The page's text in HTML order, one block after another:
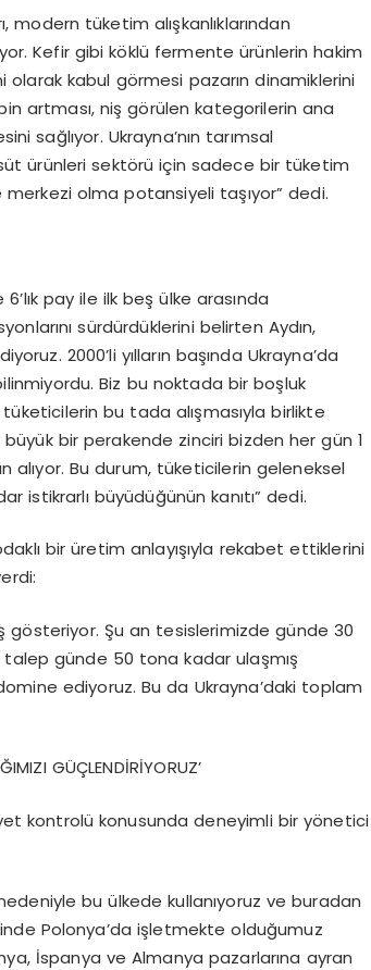
modern tüketim alışkanlıklarından
Kefir gibi köklü fermente ürünlerin hakim
olarak kabul görmesi pazarın dinamiklerini
artması, niş görülen kategorilerin ana
sağlıyor. Ukrayna’nın tarımsal
ürünleri sektörü için sadece bir tüketim
olma potansiyeli taşıyor” dedi.
pay ile ilk beş ülke arasında
sürdürdüklerini belirten Aydın,
2000’li yılların başında Ukrayna’da
Biz bu noktada bir boşluk
bu tada alışmasıyla birlikte
bir perakende zinciri bizden her gün 1
alıyor. Bu durum, tüketicilerin geleneksel
istikrarlı büyüdüğünün kanıtı” dedi.
bir üretim anlayışıyla rekabet ettiklerini
gösteriyor. Şu an tesislerimizde günde 30
günde 50 tona kadar ulaşmış
ediyoruz. Bu da Ukrayna’daki toplam
GÜÇLENDİRİYORUZ’
kontrolü konusunda deneyimli bir yönetici
bu ülkede kullanıyoruz ve buradan
Polonya’da işletmekte olduğumuz
İspanya ve Almanya pazarlarına ayran